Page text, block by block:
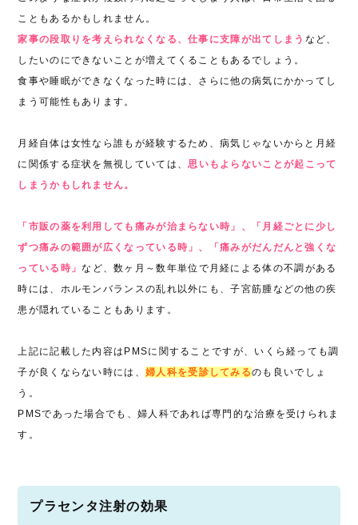
こともあるかもしれません。
家事の段取りを考えられなくなる、仕事に支障が出てしまう など、
したいのにできないことが増えてくることもあるでしょう。
食事や睡眠ができなくなった時には、さらに他の病気にかかってし
まう可能性もあります。
月経自体は女性なら誰もが経験するため、病気じゃないからと月経
に関係する症状を無視していては、思いもよらないことが起こって
しまうかもしれません。
「市販の薬を利用しても痛みが治まらない時」、「月経ごとに少し
ずつ痛みの範囲が広くなっている時」、「痛みがだんだんと強くな
っている時」など、数ヶ月～数年単位で月経による体の不調がある
時には、ホルモンバランスの乱れ以外にも、子宮筋腫などの他の疾
患が隠れていることもあります。
上記に記載した内容はPMSに関することですが、いくら経っても調
子が良くならない時には、 婦人科を受診してみるのも良いでしょ
う。
PMSであった場合でも、婦人科であれば専門的な治療を受けられま
す。
プラセンタ注射の効果